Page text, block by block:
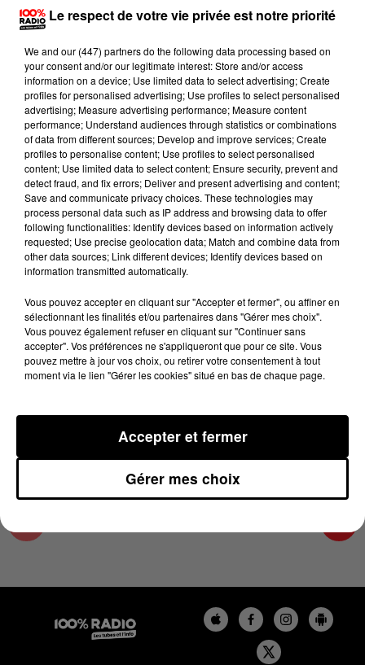
Lecture (1 min 14 sec)
100%
100% Radio l'agenda du Comminges
10 février 2025 - 1 min 14 sec
L'AGENDA DU COMMINGES DU 10/02/2025 À
16H39
L'AGENDA DU COMMINGES
Le respect de votre vie privée est notre priorité
We and our (447) partnersdo the following data processing based on
your consent and/or our legitimate interest: Store and/or access
information on a device; Use limited data to select advertising; Create
profiles for personalised advertising; Use profiles to select personalised
advertising; Measure advertising performance; Measure content
performance; Understand audiences through statistics or combinations
of data from different sources; Develop and improve services; Create
profiles to personalise content; Use profiles to select personalised
content; Use limited data to select content; Ensure security, prevent and
detect fraud, and fix errors; Deliver and present advertising and content;
Save and communicate privacy choices. These technologies may
process personal data such as IP address and browsing data to offer
following functionalities: Identify devices based on information actively
requested; Use precise geolocation data; Match and combine data from
other data sources; Link different devices; Identify devices based on
information transmitted automatically.
Vous pouvez accepter en cliquant sur "Accepter et fermer", ou affiner en
sélectionnant les finalités et/ou partenaires dans "Gérer mes choix".
Vous pouvez également refuser en cliquant sur "Continuer sans
accepter". Vos préférences ne s'appliqueront que pour ce site. Vous
pouvez mettre à jour vos choix, ou retirer votre consentement à tout
moment via le lien "Gérer les cookies" situé en bas de chaque page.
Gérer mes choix
Accepter et fermer